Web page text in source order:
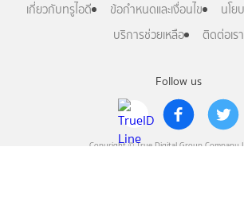
Follow us
Copyright © True Digital Group Company
เกี่ยวกับทรูไอดี ข้อกำหนดและเงื่อนไข
นโย
บริการช่วยเหลือ
ติดต่อเรา